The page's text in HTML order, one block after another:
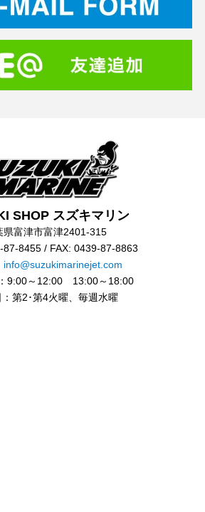
SHOP スズキマリン
県富津市富津2401-315
87-8455 / FAX: 0439-87-8863
info@suzukimarinejet.com
9:00～12:00 13:00～18:00
：第2･第4火曜、毎週水曜